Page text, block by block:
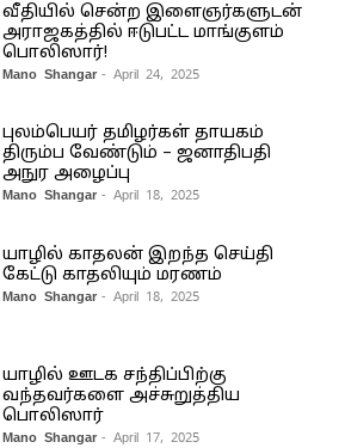
வீதியில் சென்ற இளைஞர்களுடன்
அராஜகத்தில் ஈடுபட்ட மாங்குளம்
பொலிஸார்!
Mano Shangar - April 24, 2025
புலம்பெயர் தமிழர்கள் தாயகம்
திரும்ப வேண்டும் – ஜனாதிபதி
அநுர அழைப்பு
Mano Shangar - April 18, 2025
யாழில் காதலன் இறந்த செய்தி
கேட்டு காதலியும் மரணம்
Mano Shangar - April 18, 2025
யாழில் ஊடக சந்திப்பிற்கு
வந்தவர்களை அச்சுறுத்திய
பொலிஸார்
Mano Shangar - April 17, 2025